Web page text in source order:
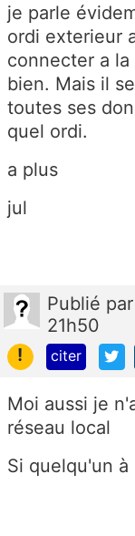
je parle
ordi exterieur
connecter a la
bien. Mais il
toutes ses
quel ordi.
a plus
jul
Publié par
21h50
!
citer
Moi aussi je
réseau local
Si quelqu'un